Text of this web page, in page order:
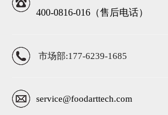
400-0816-016（售后电话）
市场部:177-6239-1685
service@foodarttech.com